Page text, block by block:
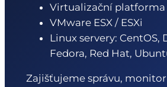
Virtualizační platforma
VMware ESX / ESXi
Linux servery: CentOS,
Fedora, Red Hat,
Zajišťujeme správu,